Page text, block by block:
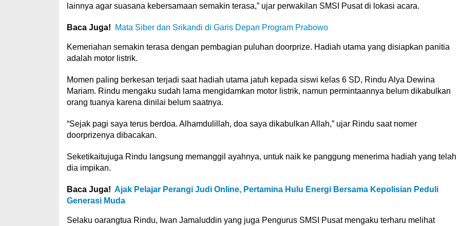
lainnya agar suasana kebersamaan semakin terasa,” ujar perwakilan SMSI Pusat di lokasi acara.
Baca Juga! Mata Siber dan Srikandi di Garis Depan Program Prabowo
Kemeriahan semakin terasa dengan pembagian puluhan doorprize. Hadiah utama yang disiapkan panitia
adalah motor listrik.
Momen paling berkesan terjadi saat hadiah utama jatuh kepada siswi kelas 6 SD, Rindu Alya Dewina
Mariam. Rindu mengaku sudah lama mengidamkan motor listrik, namun permintaannya belum dikabulkan
orang tuanya karena dinilai belum saatnya.
“Sejak pagi saya terus berdoa. Alhamdulillah, doa saya dikabulkan Allah,” ujar Rindu saat nomer
doorprizenya dibacakan.
Seketikaitujuga Rindu langsung memanggil ayahnya, untuk naik ke panggung menerima hadiah yang telah
dia impikan.
Baca Juga! Ajak Pelajar Perangi Judi Online, Pertamina Hulu Energi Bersama Kepolisian Peduli
Generasi Muda
Selaku oarangtua Rindu, Iwan Jamaluddin yang juga Pengurus SMSI Pusat mengaku terharu melihat